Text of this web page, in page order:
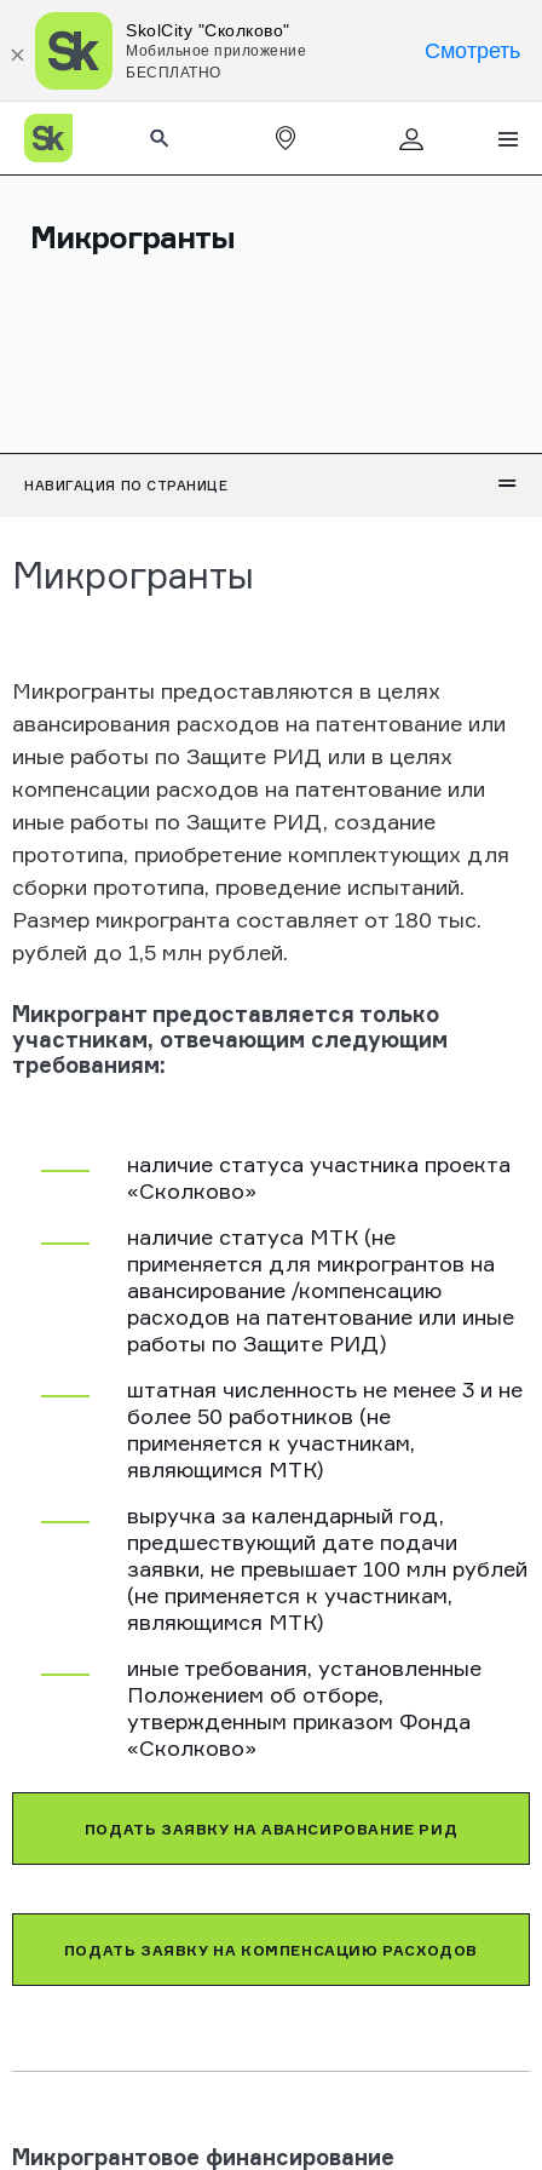
SkolCity "Сколково"
Мобильное приложение
БЕСПЛАТНО
Смотреть
Микрогранты
НАВИГАЦИЯ ПО СТРАНИЦЕ
Микрогранты
Микрогранты предоставляются в целях
авансирования расходов на патентование или
иные работы по Защите РИД или в целях
компенсации расходов на патентование или
иные работы по Защите РИД, создание
прототипа, приобретение комплектующих для
сборки прототипа, проведение испытаний.
Размер микрогранта составляет от 180 тыс.
рублей до 1,5 млн рублей.
Микрогрант предоставляется только
участникам, отвечающим следующим
требованиям:
наличие статуса участника проекта
«Сколково»
наличие статуса МТК (не
применяется для микрогрантов на
авансирование /компенсацию
расходов на патентование или иные
работы по Защите РИД)
штатная численность не менее 3 и не
более 50 работников (не
применяется к участникам,
являющимся МТК)
выручка за календарный год,
предшествующий дате подачи
заявки, не превышает 100 млн рублей
(не применяется к участникам,
являющимся МТК)
иные требования, установленные
Положением об отборе,
утвержденным приказом Фонда
«Сколково»
ПОДАТЬ ЗАЯВКУ НА АВАНСИРОВАНИЕ РИД
ПОДАТЬ ЗАЯВКУ НА КОМПЕНСАЦИЮ РАСХОДОВ
Микрогрантовое финансирование